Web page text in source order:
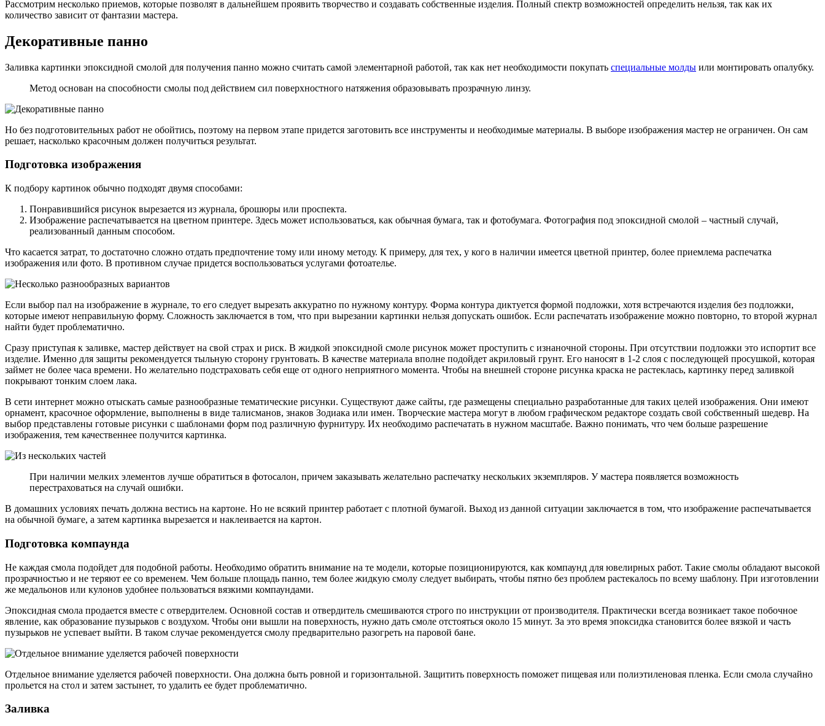
Рассмотрим несколько приемов, которые позволят в дальнейшем проявить творчество и создавать собственные изделия. Полный спектр возможностей определить нельзя, так как их
количество зависит от фантазии мастера.
Декоративные панно
Заливка картинки эпоксидной смолой для получения панно можно считать самой элементарной работой, так как нет необходимости покупать специальные молды или монтировать опалубку.
Метод основан на способности смолы под действием сил поверхностного натяжения образовывать прозрачную линзу.
Но без подготовительных работ не обойтись, поэтому на первом этапе придется заготовить все инструменты и необходимые материалы. В выборе изображения мастер не ограничен. Он сам
решает, насколько красочным должен получиться результат.
Подготовка изображения
К подбору картинок обычно подходят двумя способами:
Понравившийся рисунок вырезается из журнала, брошюры или проспекта.
Изображение распечатывается на цветном принтере. Здесь может использоваться, как обычная бумага, так и фотобумага. Фотография под эпоксидной смолой – частный случай,
реализованный данным способом.
Что касается затрат, то достаточно сложно отдать предпочтение тому или иному методу. К примеру, для тех, у кого в наличии имеется цветной принтер, более приемлема распечатка
изображения или фото. В противном случае придется воспользоваться услугами фотоателье.
Если выбор пал на изображение в журнале, то его следует вырезать аккуратно по нужному контуру. Форма контура диктуется формой подложки, хотя встречаются изделия без подложки,
которые имеют неправильную форму. Сложность заключается в том, что при вырезании картинки нельзя допускать ошибок. Если распечатать изображение можно повторно, то второй журнал
найти будет проблематично.
Сразу приступая к заливке, мастер действует на свой страх и риск. В жидкой эпоксидной смоле рисунок может проступить с изнаночной стороны. При отсутствии подложки это испортит все
изделие. Именно для защиты рекомендуется тыльную сторону грунтовать. В качестве материала вполне подойдет акриловый грунт. Его наносят в 1-2 слоя с последующей просушкой, которая
займет не более часа времени. Но желательно подстраховать себя еще от одного неприятного момента. Чтобы на внешней стороне рисунка краска не растеклась, картинку перед заливкой
покрывают тонким слоем лака.
В сети интернет можно отыскать самые разнообразные тематические рисунки. Существуют даже сайты, где размещены специально разработанные для таких целей изображения. Они имеют
орнамент, красочное оформление, выполнены в виде талисманов, знаков Зодиака или имен. Творческие мастера могут в любом графическом редакторе создать свой собственный шедевр. На
выбор представлены готовые рисунки с шаблонами форм под различную фурнитуру. Их необходимо распечатать в нужном масштабе. Важно понимать, что чем больше разрешение
изображения, тем качественнее получится картинка.
При наличии мелких элементов лучше обратиться в фотосалон, причем заказывать желательно распечатку нескольких экземпляров. У мастера появляется возможность
перестраховаться на случай ошибки.
В домашних условиях печать должна вестись на картоне. Но не всякий принтер работает с плотной бумагой. Выход из данной ситуации заключается в том, что изображение распечатывается
на обычной бумаге, а затем картинка вырезается и наклеивается на картон.
Подготовка компаунда
Не каждая смола подойдет для подобной работы. Необходимо обратить внимание на те модели, которые позиционируются, как компаунд для ювелирных работ. Такие смолы обладают высокой
прозрачностью и не теряют ее со временем. Чем больше площадь панно, тем более жидкую смолу следует выбирать, чтобы пятно без проблем растекалось по всему шаблону. При изготовлении
же медальонов или кулонов удобнее пользоваться вязкими компаундами.
Эпоксидная смола продается вместе с отвердителем. Основной состав и отвердитель смешиваются строго по инструкции от производителя. Практически всегда возникает такое побочное
явление, как образование пузырьков с воздухом. Чтобы они вышли на поверхность, нужно дать смоле отстояться около 15 минут. За это время эпоксидка становится более вязкой и часть
пузырьков не успевает выйти. В таком случае рекомендуется смолу предварительно разогреть на паровой бане.
Отдельное внимание уделяется рабочей поверхности. Она должна быть ровной и горизонтальной. Защитить поверхность поможет пищевая или полиэтиленовая пленка. Если смола случайно
прольется на стол и затем застынет, то удалить ее будет проблематично.
Заливка